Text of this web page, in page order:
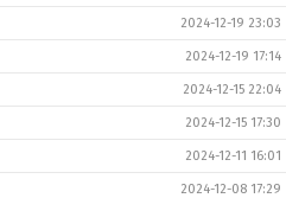
2024-12-19 23:03
2024-12-19 17:14
2024-12-15 22:04
2024-12-15 17:30
2024-12-11 16:01
2024-12-08 17:29